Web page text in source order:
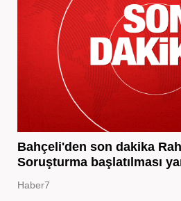
Bahçeli'den son dakika
Soruşturma başlatılması
Haber7